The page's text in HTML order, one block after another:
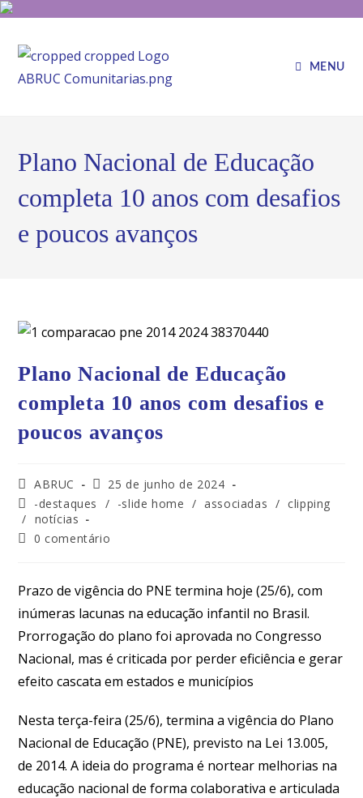
MENU
Plano Nacional de Educação
completa 10 anos com desafios
e poucos avanços
Plano Nacional de Educação
completa 10 anos com desafios e
poucos avanços
ABRUC
25 de junho de 2024
-destaques
/ -slide home / associadas / clipping
/ notícias
0 comentário
Prazo de vigência do PNE termina hoje (25/6), com
inúmeras lacunas na educação infantil no Brasil.
Prorrogação do plano foi aprovada no Congresso
Nacional, mas é criticada por perder eficiência e gerar
efeito cascata em estados e municípios
Nesta terça-feira (25/6), termina a vigência do Plano
Nacional de Educação (PNE), previsto na Lei 13.005,
de 2014. A ideia do programa é nortear melhorias na
educação nacional de forma colaborativa e articulada